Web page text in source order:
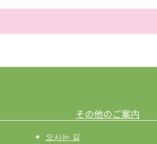
その他のご案内
오시는 길